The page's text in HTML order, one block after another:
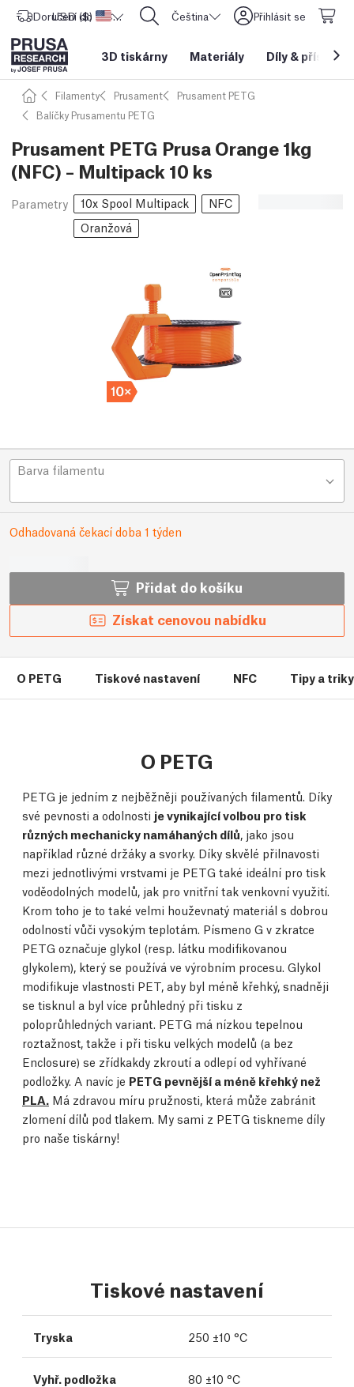
Doručení do Spojené státy americké
USD ($) CORE One L: Nyní skladem! Čeština Přihlásit se
3D tiskárny Materiály Díly &
Filamenty Prusament
Prusament PETG
Balíčky Prusamentu PETG
Prusament PETG Prusa Orange 1kg
(NFC) – Multipack 10 ks
Parametry 10x Spool Multipack
NFC
Oranžová
Barva filamentu
Odhadovaná čekací doba 1 týden
Přidat do košíku
Získat cenovou nabídku
O PETG Tiskové nastavení NFC Tipy a
O PETG
PETG je jedním z nejběžněji používaných filamentů. Díky
své pevnosti a odolnosti je vynikající volbou pro tisk
různých mechanicky namáhaných dílů, jako jsou
například různé držáky a svorky. Díky skvělé přilnavosti
mezi jednotlivými vrstvami je PETG také ideální pro tisk
voděodolných modelů, jak pro vnitřní tak venkovní využití.
Krom toho je to také velmi houževnatý materiál s dobrou
odolností vůči vysokým teplotám. Písmeno G v zkratce
PETG označuje glykol (resp. látku modifikovanou
glykolem), který se používá ve výrobním procesu. Glykol
modifikuje vlastnosti PET, aby byl méně křehký, snadněji
se tisknul a byl více průhledný při tisku z
poloprůhledných variant. PETG má nízkou tepelnou
roztažnost, takže i při tisku velkých modelů (a bez
Enclosure) se zřídkakdy zkroutí a odlepí od vyhřívané
podložky. A navíc je PETG pevnější a méně křehký než
PLA. Má zdravou míru pružnosti, která může zabránit
zlomení dílů pod tlakem. My sami z PETG tiskneme díly
pro naše tiskárny!
Tiskové nastavení
Tryska 250 ±10 °C
Vyhř. podložka 80 ±10 °C